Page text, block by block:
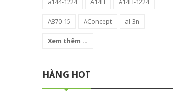
a144-1224 A14H A14H-1224
A870-15 AConcept al-3n
Xem thêm ...
HÀNG HOT